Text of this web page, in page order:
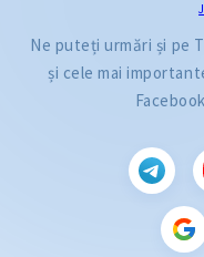
Ne puteți urmări și pe
și cele mai